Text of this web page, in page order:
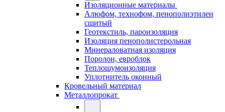
Изоляционные материалы
Алюфом, технофом, пенополиэтилен
сшитый
Геотекстиль, пароизоляция
Изоляция пенополистерольная
Минераловатная изоляция
Поролон, евроблок
Теплошумоизоляция
Уплотнитель оконный
Кровельный материал
Металлопрокат